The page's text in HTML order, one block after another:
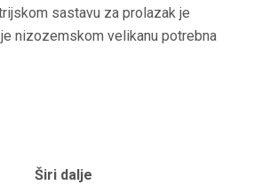
sastavu za prolazak je
nizozemskom velikanu potrebna
Širi dalje